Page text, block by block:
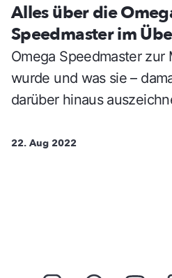
Alles über die
Speedmaster im
Omega Speedmaster zur
wurde und was sie –
darüber hinaus
22. Aug 2022